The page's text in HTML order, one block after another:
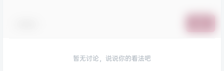
暂无讨论，说说你的看法吧